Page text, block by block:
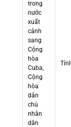
trong
nước
xuất
cảnh
sang
Cộng
hòa
Cuba,
Cộng
hòa
dân
chủ
nhân
dân